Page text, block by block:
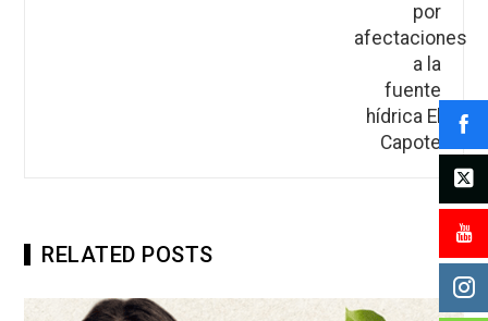
RELATED POSTS